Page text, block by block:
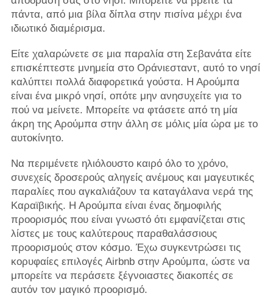
πάντα, από μια βίλα δίπλα στην πισίνα μέχρι ένα
ιδιωτικό διαμέρισμα.
Είτε χαλαρώνετε σε μια παραλία στη Σεβανάτα είτε
επισκέπτεστε μνημεία στο Οράνιεσταντ, αυτό το νησί
καλύπτει πολλά διαφορετικά γούστα. Η Αρούμπα
είναι ένα μικρό νησί, οπότε μην ανησυχείτε για το
πού να μείνετε. Μπορείτε να φτάσετε από τη μία
άκρη της Αρούμπα στην άλλη σε μόλις μία ώρα με το
αυτοκίνητο.
Να περιμένετε ηλιόλουστο καιρό όλο το χρόνο,
συνεχείς δροσερούς αληγείς ανέμους και μαγευτικές
παραλίες που αγκαλιάζουν τα καταγάλανα νερά της
Καραϊβικής. Η Αρούμπα είναι ένας δημοφιλής
προορισμός που είναι γνωστό ότι εμφανίζεται στις
λίστες με τους καλύτερους παραθαλάσσιους
προορισμούς στον κόσμο. Έχω συγκεντρώσει τις
κορυφαίες επιλογές Airbnb στην Αρούμπα, ώστε να
μπορείτε να περάσετε ξέγνοιαστες διακοπές σε
αυτόν τον μαγικό προορισμό.